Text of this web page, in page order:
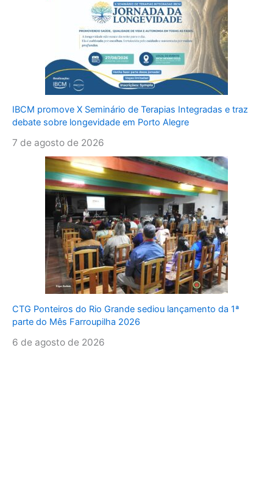
IBCM promove X Seminário de Terapias Integradas e traz
debate sobre longevidade em Porto Alegre
7 de agosto de 2026
CTG Ponteiros do Rio Grande sediou lançamento da 1ª
parte do Mês Farroupilha 2026
6 de agosto de 2026